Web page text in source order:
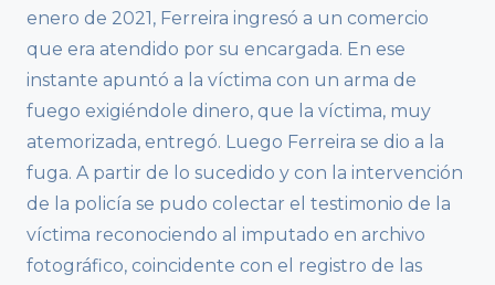
enero de 2021, Ferreira ingresó a un comercio
que era atendido por su encargada. En ese
instante apuntó a la víctima con un arma de
fuego exigiéndole dinero, que la víctima, muy
atemorizada, entregó. Luego Ferreira se dio a la
fuga. A partir de lo sucedido y con la intervención
de la policía se pudo colectar el testimonio de la
víctima reconociendo al imputado en archivo
fotográfico, coincidente con el registro de las